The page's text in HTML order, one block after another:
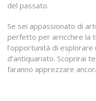
del passato.
Se sei appassionato di
perfetto per arricchire la
l’opportunità di
d’antiquariato. Scoprirai
faranno apprezzare